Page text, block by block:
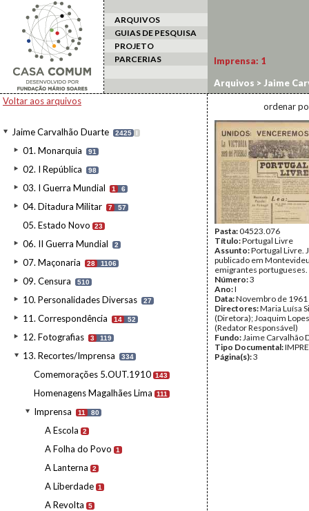
ARQUIVOS
GUIAS DE PESQUISA
PROJETO
PARCERIAS
Voltar aos arquivos
Jaime Carvalhão Duarte 2425 I
01. Monarquia 91
02. I República 98
03. I Guerra Mundial 1 6
04. Ditadura Militar 7 57
05. Estado Novo 23
06. II Guerra Mundial 2
07. Maçonaria 28 1106
09. Censura 510
10. Personalidades Diversas 27
11. Correspondência 14 52
12. Fotografias 3 119
13. Recortes/Imprensa 334
Comemorações 5.OUT.1910 143
Homenagens Magalhães Lima 111
Imprensa 11 80
A Escola 2
A Folha do Povo 1
A Lanterna 2
A Liberdade 1
A Revolta 5
Imprensa: 1
Arquivos > Jaime
ordenar
Pasta:04523.076
Título:Portugal Livre
Assunto:Portugal Livre.
publicado em
emigrantes portugueses.
Número:3
Ano:I
Data:Novembro de 1961
Directores:Maria Luísa
(Diretora); Joaquim
(Redator Responsável)
Fundo:Jaime Carvalhão
Tipo Documental:
Página(s):3